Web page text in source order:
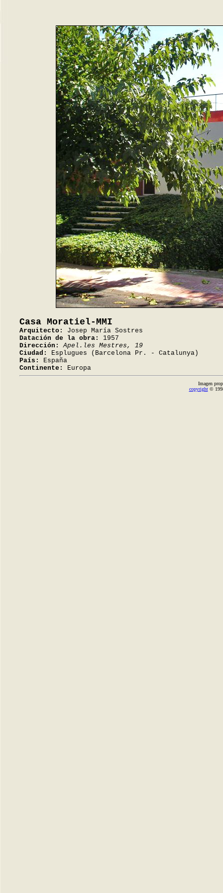
Casa Moratiel-MMI
Arquitecto:
Josep María Sostres
Datación de la obra:
1957
Dirección:
Apel.les Mestres, 19
Ciudad:
Esplugues (Barcelona Pr. - Catalunya)
País:
España
Continente:
Europa
Imagen
copyright©